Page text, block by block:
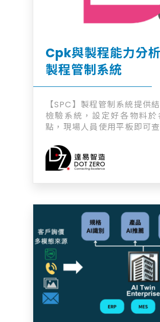
Cpk與製程能力分
製程管制系統
【SPC】製程管制系統提供
檢驗系統，設定好各物料於
點，現場人員使用平板即可
輸入，搭配各式機台、員工
能，達成檢驗效率提高、報
問題來源高效定義等效果。